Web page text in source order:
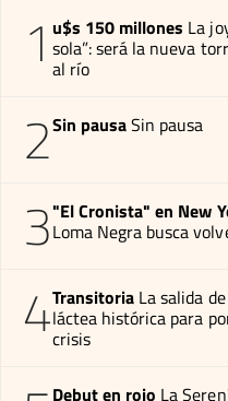
1 u$s 150 millones La
sola”: será la nueva
al río
2Sin pausaSin pausa
3"El Cronista" en New
Loma Negra busca
4Transitoria La salida
láctea histórica para
crisis
Debut en rojo La